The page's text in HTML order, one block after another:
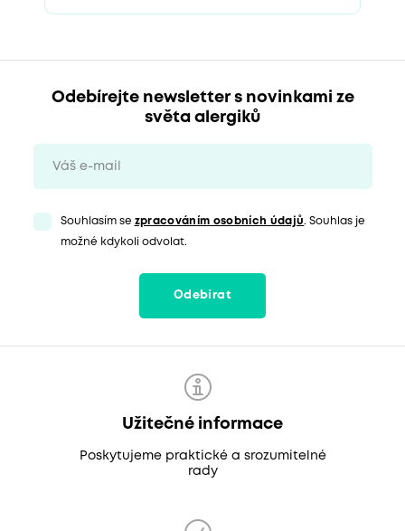
Odebírejte newsletter s novinkami ze
světa alergiků
Souhlasím se zpracováním osobních údajů. Souhlas je
možné kdykoli odvolat.
Odebírat
Užitečné informace
Poskytujeme praktické a srozumitelné
rady